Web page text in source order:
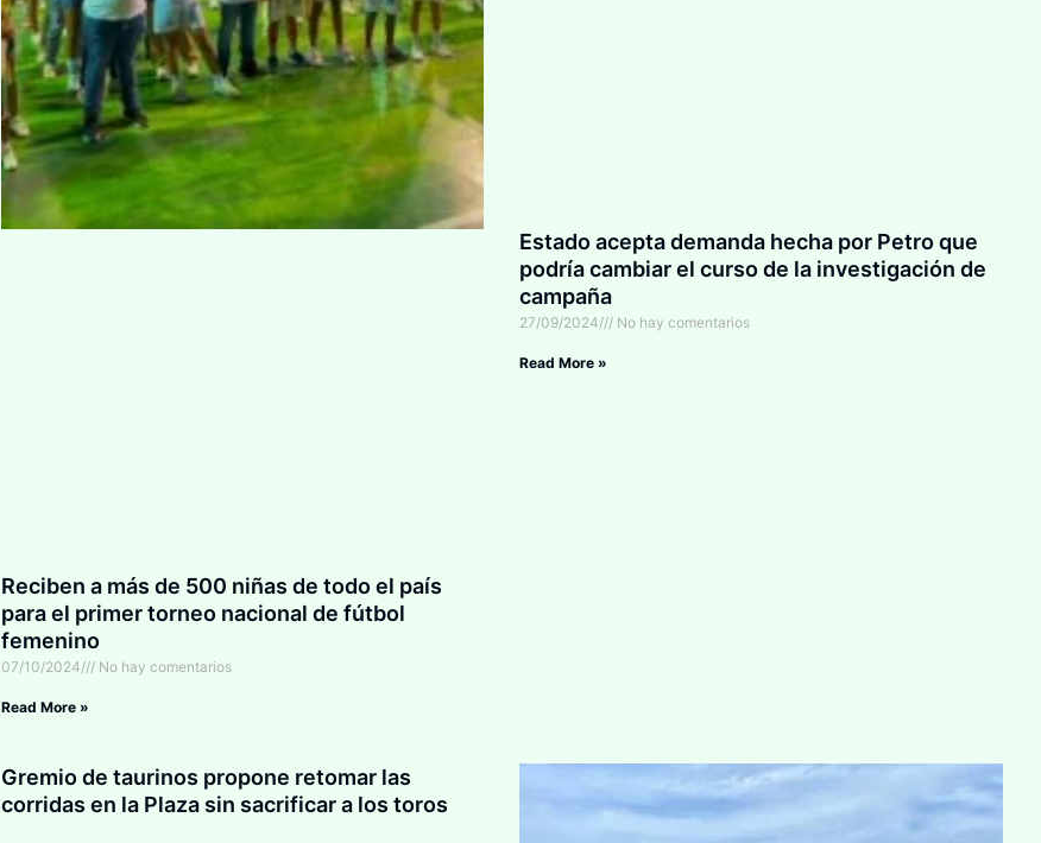
Reciben a más de 500 niñas de todo el país
para el primer torneo nacional de fútbol
femenino
07/10/2024 No hay comentarios
Read More »
Estado acepta demanda hecha por Petro que
podría cambiar el curso de la investigación de
campaña
27/09/2024 No hay comentarios
Read More »
Gremio de taurinos propone retomar las
corridas en la Plaza sin sacrificar a los toros